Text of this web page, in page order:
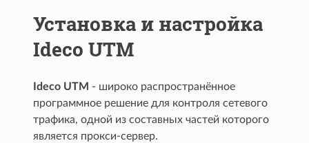
Установка и настройка
Ideco UTM
Ideco UTM - широко распространённое
программное решение для контроля сетевого
трафика, одной из составных частей которого
является прокси-сервер.